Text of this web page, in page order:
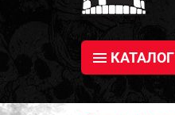
КАТАЛОГ